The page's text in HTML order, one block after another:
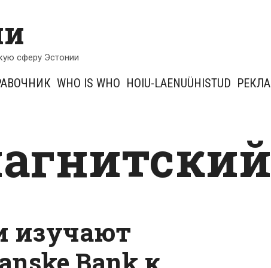
сферу Эстонии
WHO IS WHO HOIU-LAENUÜHISTUD
изучают